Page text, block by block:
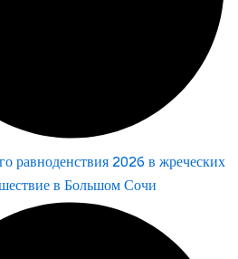
равноденствия 2026 в жреческих
в Большом Сочи